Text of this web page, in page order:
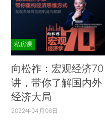
私房课
向松祚：宏观经济70
讲，带你了解国内外
经济大局
2022年04月06日